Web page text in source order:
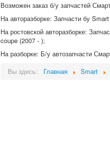
Возможен заказ б/у запчастей
На авторазборке: Запчасти бу
На ростовской авторазборке:
coupe (2007 - );
На разборке: Б/у автозапчасти
Вы здесь:
Главная Smart